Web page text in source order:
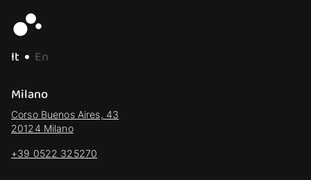
It
En
Milano
Corso Buenos Aires, 43
20124 Milano
+39 0522 325270